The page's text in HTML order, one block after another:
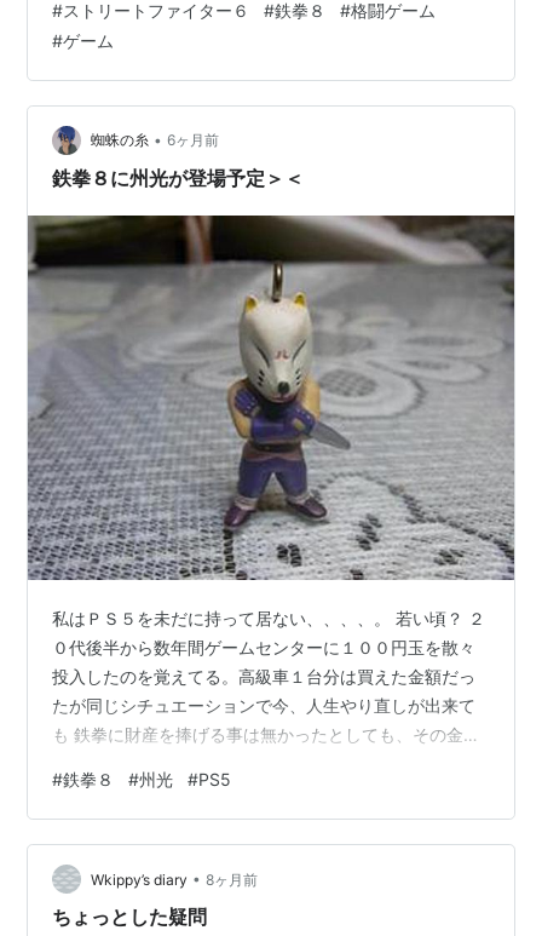
○•°☆𝗬𝗔𝗕𝗨𝗞𝗜☆°•○ ┐⁠(´–⁠`)…
#ストリートファイター６ #鉄拳８ #格闘ゲーム
#ゲーム
蜘蛛の糸 • 6ヶ月前
鉄拳８に州光が登場予定＞＜
私はＰＳ５を未だに持って居ない、、、、。 若い頃？ ２
０代後半から数年間ゲームセンターに１００円玉を散々
投入したのを覚えてる。高級車１台分は買えた金額だっ
たが同じシチュエーションで今、人生やり直しが出来て
も 鉄拳に財産を捧げる事は無かったとしても、その金を
し、、、、。 youtu.be で、ＰＳ５を買わない口実にして
来た理由が、、、、、。 『鉄拳８に州光が出てないなら
プレステ５買えませんね！！』 でしたが出てしまっ
た。。。 次のボーナスで買うか、、、。となる所だがウ
チの会社何に影響されたのか知らんけど月の給料少し上
#鉄拳８ #州光 #PS5
Wkippy’s diary • 8ヶ月前
ちょっとした疑問